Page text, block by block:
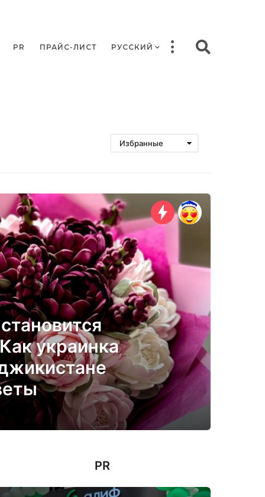
PR ПРАЙС-ЛИСТ РУССКИЙ
Избранные
украинка
PR